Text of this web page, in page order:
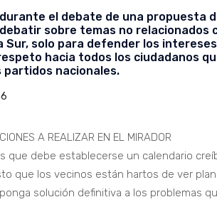
el debate de una propuesta
sobre temas no relacionados
Sur, solo para defender los
hacia todos los ciudadanos
partidos nacionales.
A REALIZAR EN EL MIRADOR
que debe establecerse un calendario
que los vecinos están hartos de ver
solución definitiva a los problemas